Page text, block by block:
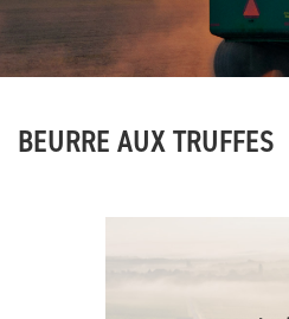
BEURRE AUX TRUFFES